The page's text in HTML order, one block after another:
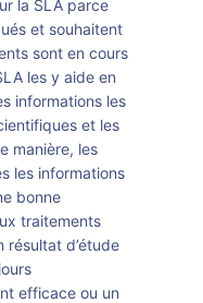
la SLA parce
et souhaitent
sont en cours
les y aide en
informations les
et les
manière, les
les informations
bonne
traitements
résultat d’étude
efficace ou un